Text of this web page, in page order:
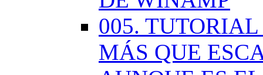
005.
MÁS QUE